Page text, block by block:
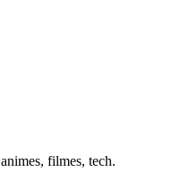
filmes, tech.